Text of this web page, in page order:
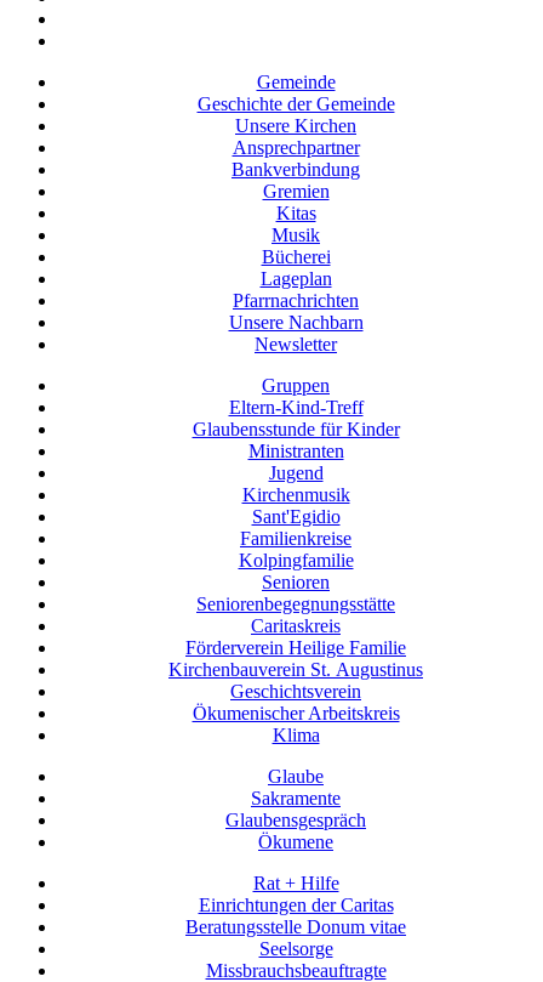
Gemeinde
Geschichte der Gemeinde
Unsere Kirchen
Ansprechpartner
Bankverbindung
Gremien
Kitas
Musik
Bücherei
Lageplan
Pfarrnachrichten
Unsere Nachbarn
Newsletter
Gruppen
Eltern-Kind-Treff
Glaubensstunde für Kinder
Ministranten
Jugend
Kirchenmusik
Sant'Egidio
Familienkreise
Kolpingfamilie
Senioren
Senioren­begegnungs­stätte
Caritaskreis
Förderverein Heilige Familie
Kirchenbauverein St. Augustinus
Geschichtsverein
Ökumenischer Arbeitskreis
Klima
Glaube
Sakramente
Glaubensgespräch
Ökumene
Rat + Hilfe
Einrichtungen der Caritas
Beratungsstelle Donum vitae
Seelsorge
Missbrauchsbeauftragte